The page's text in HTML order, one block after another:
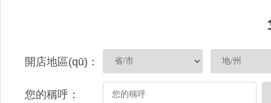
開店地區(qū)：
您的稱呼：